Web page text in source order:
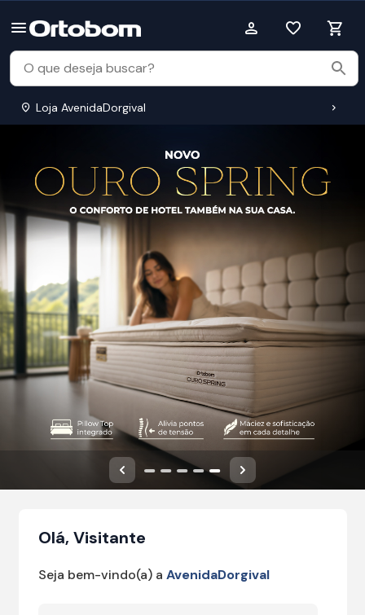
Loja AvenidaDorgival
Anterior Próximo
Olá, Visitante
Seja bem-vindo(a) a AvenidaDorgival